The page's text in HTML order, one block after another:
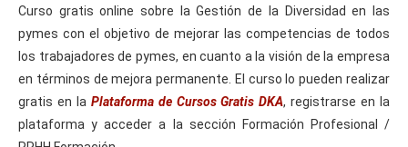
Curso gratis online sobre la Gestión de la Diversidad en las
pymes con el objetivo de mejorar las competencias de todos
los trabajadores de pymes, en cuanto a la visión de la empresa
en términos de mejora permanente. El curso lo pueden realizar
gratis en la Plataforma de Cursos Gratis DKA, registrarse en la
plataforma y acceder a la sección Formación Profesional /